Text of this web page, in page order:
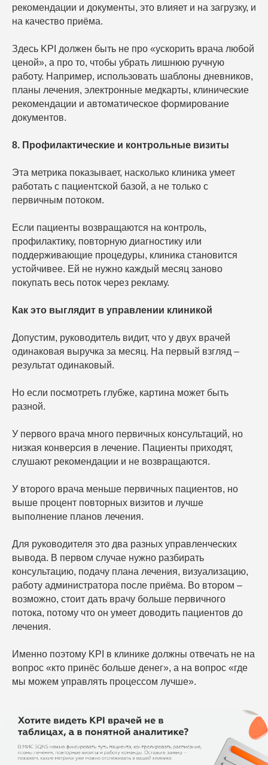
рекомендации и документы, это влияет и на загрузку, и
на качество приёма.
Здесь KPI должен быть не про «ускорить врача любой
ценой», а про то, чтобы убрать лишнюю ручную
работу. Например, использовать шаблоны дневников,
планы лечения, электронные медкарты, клинические
рекомендации и автоматическое формирование
документов.
8. Профилактические и контрольные визиты
Эта метрика показывает, насколько клиника умеет
работать с пациентской базой, а не только с
первичным потоком.
Если пациенты возвращаются на контроль,
профилактику, повторную диагностику или
поддерживающие процедуры, клиника становится
устойчивее. Ей не нужно каждый месяц заново
покупать весь поток через рекламу.
Как это выглядит в управлении клиникой
Допустим, руководитель видит, что у двух врачей
одинаковая выручка за месяц. На первый взгляд –
результат одинаковый.
Но если посмотреть глубже, картина может быть
разной.
У первого врача много первичных консультаций, но
низкая конверсия в лечение. Пациенты приходят,
слушают рекомендации и не возвращаются.
У второго врача меньше первичных пациентов, но
выше процент повторных визитов и лучше
выполнение планов лечения.
Для руководителя это два разных управленческих
вывода. В первом случае нужно разбирать
консультацию, подачу плана лечения, визуализацию,
работу администратора после приёма. Во втором –
возможно, стоит дать врачу больше первичного
потока, потому что он умеет доводить пациентов до
лечения.
Именно поэтому KPI в клинике должны отвечать не на
вопрос «кто принёс больше денег», а на вопрос «где
мы можем управлять процессом лучше».